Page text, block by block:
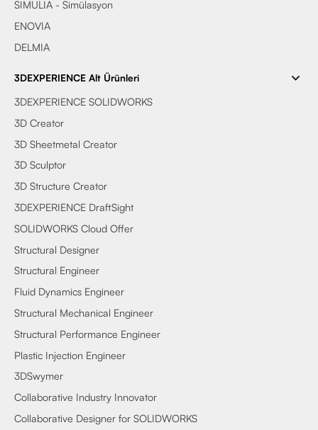
SIMULIA - Simülasyon
ENOVIA
DELMIA
3DEXPERIENCE Alt Ürünleri
3DEXPERIENCE SOLIDWORKS
3D Creator
3D Sheetmetal Creator
3D Sculptor
3D Structure Creator
3DEXPERIENCE DraftSight
SOLIDWORKS Cloud Offer
Structural Designer
Structural Engineer
Fluid Dynamics Engineer
Structural Mechanical Engineer
Structural Performance Engineer
Plastic Injection Engineer
3DSwymer
Collaborative Industry Innovator
Collaborative Designer for SOLIDWORKS